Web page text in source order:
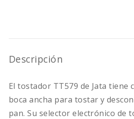
Descripción
El tostador TT579 de Jata tiene
boca ancha para tostar y
pan. Su selector electrónico de